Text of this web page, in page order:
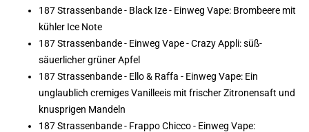
187 Strassenbande - Black Ize - Einweg Vape: Brombeere mit
kühler Ice Note
187 Strassenbande - Einweg Vape - Crazy Appli: süß-
säuerlicher grüner Apfel
187 Strassenbande - Ello & Raffa - Einweg Vape: Ein
unglaublich cremiges Vanilleeis mit frischer Zitronensaft und
knusprigen Mandeln
187 Strassenbande - Frappo Chicco - Einweg Vape: